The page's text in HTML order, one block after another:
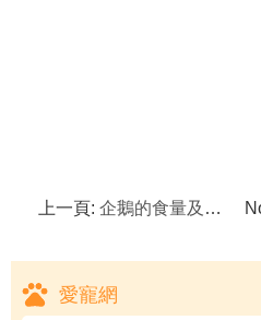
上一頁: 企鵝的食量及生活習性
愛寵網